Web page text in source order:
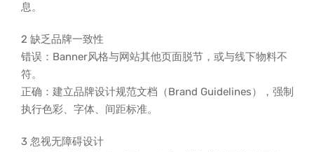
息。
2 缺乏品牌一致性
错误：Banner风格与网站其他页面脱节，或与线下物料不
符。
正确：建立品牌设计规范文档（Brand Guidelines），强制
执行色彩、字体、间距标准。
3 忽视无障碍设计